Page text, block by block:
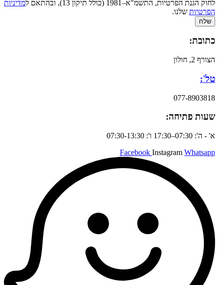
לחוק הגנת הפרטיות, התשמ"א–1981 (כולל תיקון 13), ובהתאם ל
מדיניות
הפרטיות שלנו.
שלח
כתובת:
הצורף 2, חולון
טל':
077-8903818
שעות פתיחה:
א' - ה': 07:30–17:30 ו': 07:30-13:30
Facebook Instagram Whatsapp